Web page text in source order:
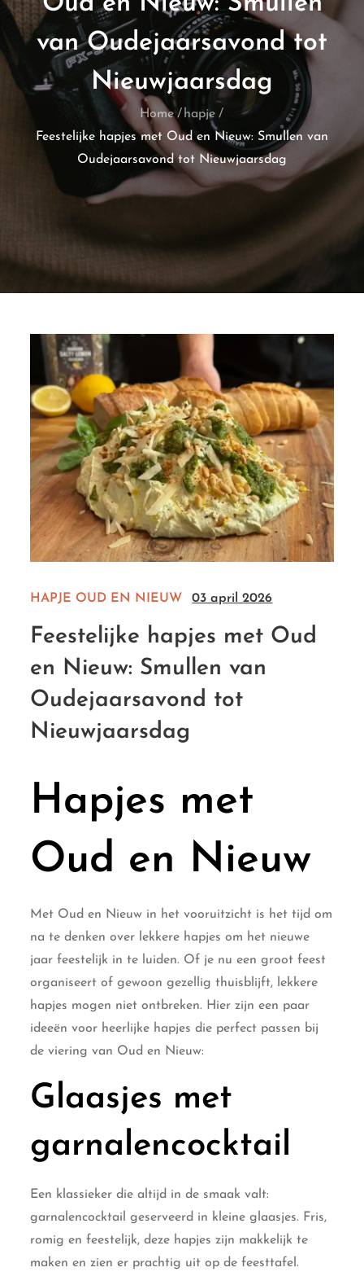
van Oudejaarsavond tot
Nieuwjaarsdag
Home
hapje
Feestelijke hapjes met Oud en Nieuw: Smullen van
Oudejaarsavond tot Nieuwjaarsdag
HAPJE OUD EN NIEUW 03 april 2026
Feestelijke hapjes met Oud
en Nieuw: Smullen van
Oudejaarsavond tot
Nieuwjaarsdag
Hapjes met
Oud en Nieuw
Met Oud en Nieuw in het vooruitzicht is het tijd om
na te denken over lekkere hapjes om het nieuwe
jaar feestelijk in te luiden. Of je nu een groot feest
organiseert of gewoon gezellig thuisblijft, lekkere
hapjes mogen niet ontbreken. Hier zijn een paar
ideeën voor heerlijke hapjes die perfect passen bij
de viering van Oud en Nieuw:
Glaasjes met
garnalencocktail
Een klassieker die altijd in de smaak valt:
garnalencocktail geserveerd in kleine glaasjes. Fris,
romig en feestelijk, deze hapjes zijn makkelijk te
maken en zien er prachtig uit op de feesttafel.